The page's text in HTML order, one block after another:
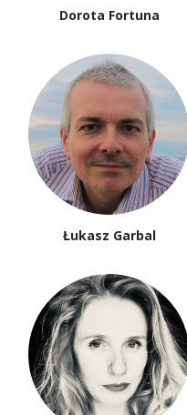
Dorota Fortuna
Łukasz Garbal